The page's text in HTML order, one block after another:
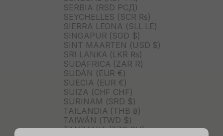
SERBIA (RSD РСД)
SEYCHELLES (SCR ₨)
SIERRA LEONA (SLL LE)
SINGAPUR (SGD $)
SINT MAARTEN (USD $)
SRI LANKA (LKR ₨)
SUDÁFRICA (ZAR R)
SUDÁN (EUR €)
SUECIA (EUR €)
SUIZA (CHF CHF)
SURINAM (SRD $)
TAILANDIA (THB ฿)
TAIWÁN (TWD $)
TANZANIA (TZS SH)